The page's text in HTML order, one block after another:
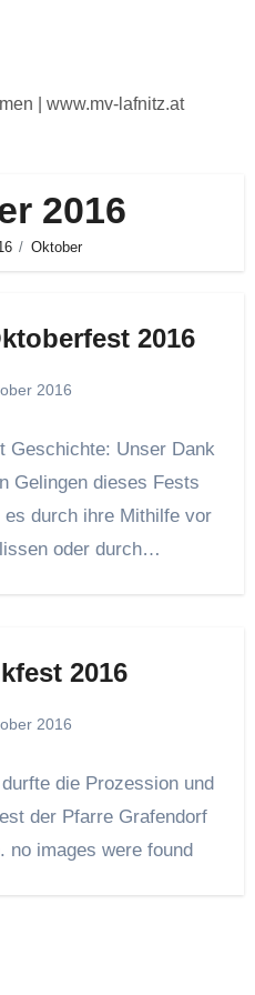
| www.mv-lafnitz.at
2016
Oktober
2016
2016
Geschichte: Unser Dank
Gelingen dieses Fests
es durch ihre Mithilfe vor
oder durch…
2016
2016
die Prozession und
der Pfarre Grafendorf
no images were found